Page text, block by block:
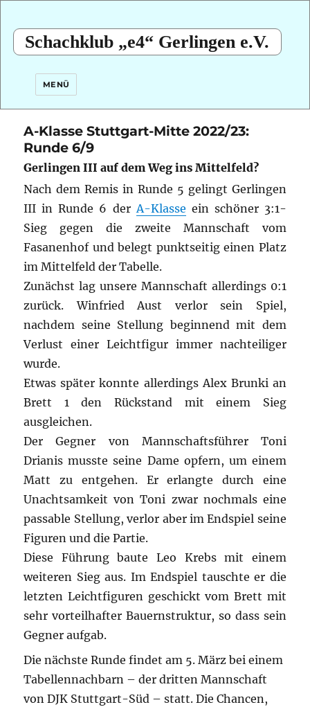
Schachklub „e4“ Gerlingen e.V.
MENÜ
A-Klasse Stuttgart-Mitte 2022/23:
Runde 6/9
Gerlingen III auf dem Weg ins Mittelfeld?
Nach dem Remis in Runde 5 gelingt Gerlingen
III in Runde 6 derA-Klasse ein schöner 3:1-
Sieg gegen die zweite Mannschaft vom
Fasanenhof und belegt punktseitig einen Platz
im Mittelfeld der Tabelle.
Zunächst lag unsere Mannschaft allerdings 0:1
zurück. Winfried Aust verlor sein Spiel,
nachdem seine Stellung beginnend mit dem
Verlust einer Leichtfigur immer nachteiliger
wurde.
Etwas später konnte allerdings Alex Brunki an
Brett 1 den Rückstand mit einem Sieg
ausgleichen.
Der Gegner von Mannschaftsführer Toni
Drianis musste seine Dame opfern, um einem
Matt zu entgehen. Er erlangte durch eine
Unachtsamkeit von Toni zwar nochmals eine
passable Stellung, verlor aber im Endspiel seine
Figuren und die Partie.
Diese Führung baute Leo Krebs mit einem
weiteren Sieg aus. Im Endspiel tauschte er die
letzten Leichtfiguren geschickt vom Brett mit
sehr vorteilhafter Bauernstruktur, so dass sein
Gegner aufgab.
Die nächste Runde findet am 5. März bei einem
Tabellennachbarn – der dritten Mannschaft
von DJK Stuttgart-Süd – statt. Die Chancen,